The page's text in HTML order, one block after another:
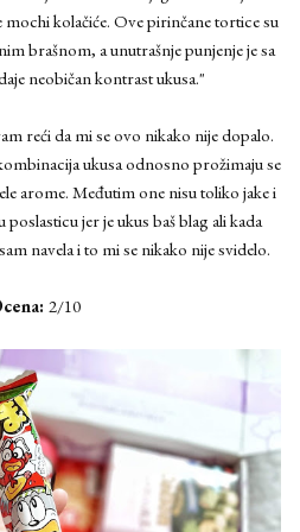
kolačiće. Ove pirinčane tortice su
brašnom, a unutrašnje punjenje je sa
neobičan kontrast ukusa."
reći da mi se ovo nikako nije dopalo.
ukusa odnosno prožimaju se
arome. Međutim one nisu toliko jake i
poslasticu jer je ukus baš blag ali kada
navela i to mi se nikako nije svidelo.
2/10